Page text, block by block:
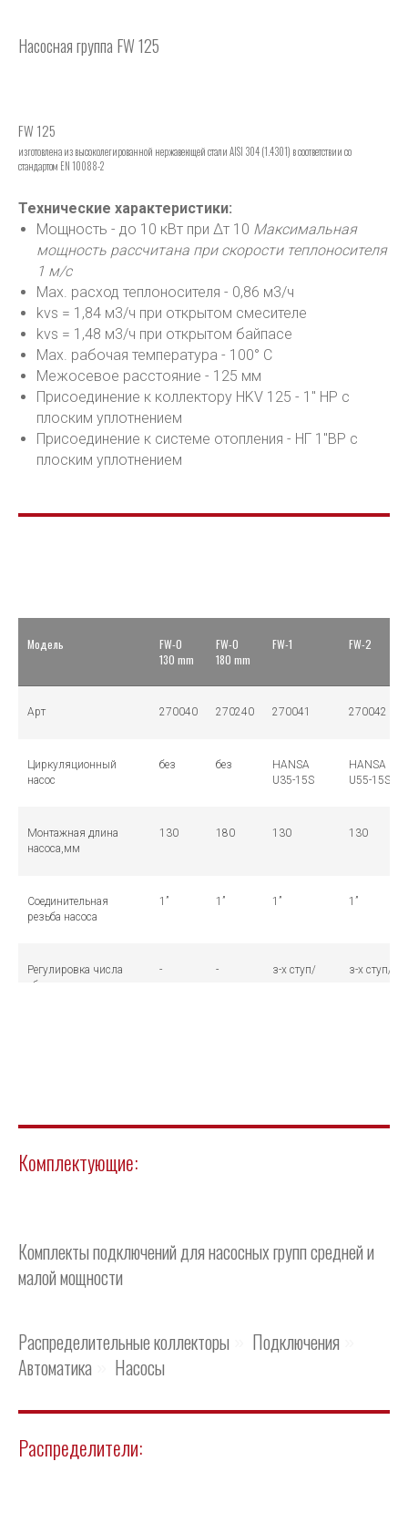
Насосная группа FW 125
FW 125
изготовлена из высоколегированной нержавеющей стали AISI 304 (1.4301) в соответствии со
стандартом EN 10088-2
Технические характеристики:
Мощность - до 10 кВт при ∆т 10 Максимальная
мощность рассчитана при скорости теплоносителя
1 м/с
Max. расход теплоносителя - 0,86 м3/ч
kvs = 1,84 м3/ч при открытом смесителе
kvs = 1,48 м3/ч при открытом байпасе
Max. рабочая температура - 100° С
Межосевое расстояние - 125 мм
Присоединение к коллектору HKV 125 - 1" HP с
плоским уплотнением
Присоединение к системе отопления - НГ 1"ВР с
плоским уплотнением
Модель
FW-0
130 mm
FW-0
180 mm
FW-1 FW-2
Арт 270040 270240 270041 270042
Циркуляционный
насос
без без
HANSA
U35-15S
HANSA
U55-15S
Монтажная длина
насоса,мм
130 180 130 130
Соединительная
резьба насоса
1” 1” 1” 1”
Регулировка числа
оборотов перепада
- -
з-х ступ/
з-х ступ/
Комплектующие:
Комплекты подключений для насосных групп средней и
малой мощности
Распределительные коллекторы Подключения
Автоматика Насосы
Распределители: